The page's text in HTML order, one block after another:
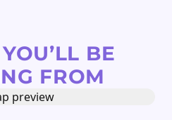
BE
FROM